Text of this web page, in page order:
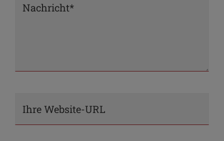
Nachricht*
Ihre Website-URL